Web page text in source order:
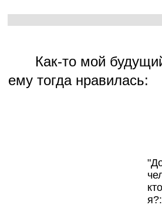
Как-то мой
ему тогда нравилась: